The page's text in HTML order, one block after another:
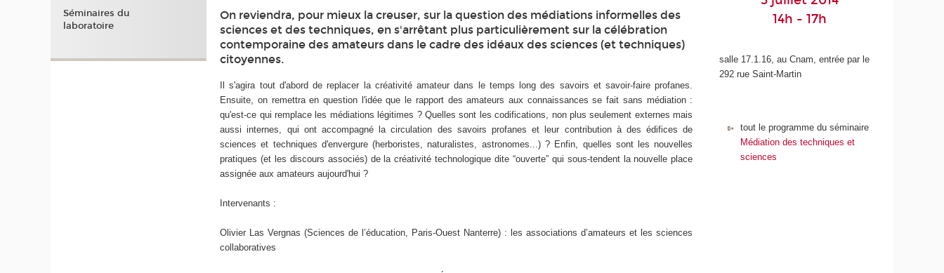
On reviendra, pour mieux la creuser, sur la question des médiations informelles des
sciences et des techniques, en s'arrêtant plus particulièrement sur la célébration
contemporaine des amateurs dans le cadre des idéaux des sciences (et techniques)
citoyennes.
Il s'agira tout d'abord de replacer la créativité amateur dans le temps long des savoirs et savoir-faire profanes.
Ensuite, on remettra en question l'idée que le rapport des amateurs aux connaissances se fait sans médiation :
qu'est-ce qui remplace les médiations légitimes ? Quelles sont les codifications, non plus seulement externes mais
aussi internes, qui ont accompagné la circulation des savoirs profanes et leur contribution à des édifices de
sciences et techniques d'envergure (herboristes, naturalistes, astronomes...) ? Enfin, quelles sont les nouvelles
pratiques (et les discours associés) de la créativité technologique dite “ouverte” qui sous-tendent la nouvelle place
assignée aux amateurs aujourd'hui ?
Intervenants :
Olivier Las Vergnas (Sciences de l’éducation, Paris-Ouest Nanterre) : les associations d’amateurs et les sciences
collaboratives
14h - 17h
salle 17.1.16, au Cnam, entrée par le
292 rue Saint-Martin
tout le programme du séminaire
Médiation des techniques et
sciences
Séminaires du
laboratoire